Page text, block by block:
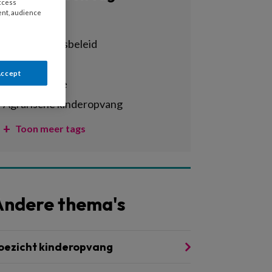
achterstandsbeleid
activiteiten
administratie
agrarische kinderopvang
Toon meer tags
thema's
kinderopvang
audience